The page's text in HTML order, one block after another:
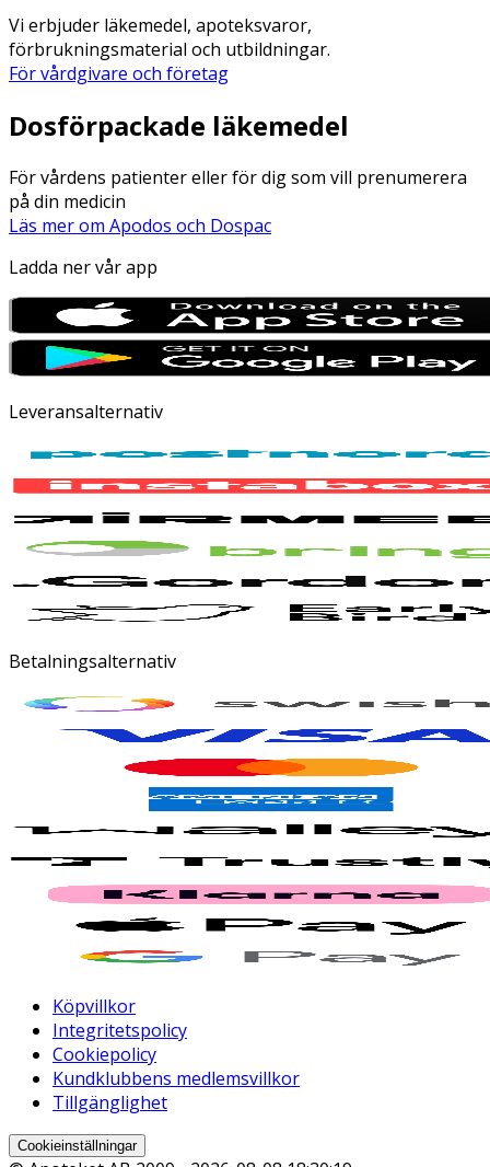
Vi erbjuder läkemedel, apoteksvaror,
förbrukningsmaterial och utbildningar.
För vårdgivare och företag
Dosförpackade läkemedel
För vårdens patienter eller för dig som vill prenumerera
på din medicin
Läs mer om Apodos och Dospac
Ladda ner vår app
Leveransalternativ
Betalningsalternativ
Köpvillkor
Integritetspolicy
Cookiepolicy
Kundklubbens medlemsvillkor
Tillgänglighet
Cookieinställningar